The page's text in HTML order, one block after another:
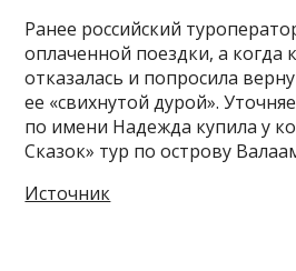
Ранее российский
оплаченной поездки, а когда
отказалась и попросила
ее «свихнутой дурой».
по имени Надежда купила у
Сказок» тур по острову
Источник